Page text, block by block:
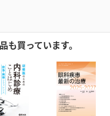
も買っています。